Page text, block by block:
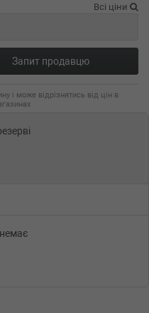
Всі ціни
Запит продавцю
і може відрізнятись від цін в